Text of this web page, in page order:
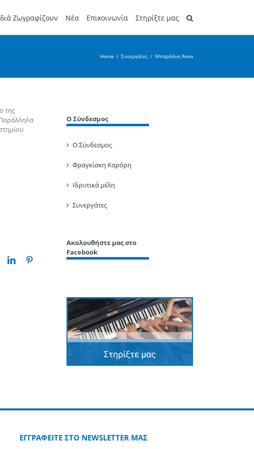
Ζωγραφίζουν Νέα Επικοινωνία Στηρίξτε μας
Home / Συνεργάτες / Μπαρδάνη Άννα
της
Linkedin
Ο Σύνδεσμος
Ο Σύνδεσμος
Φραγκίσκη Καρόρη
Ιδρυτικά μέλη
Συνεργάτες
Ακολουθήστε μας στο
Facebook
ΕΓΓΡΑΦΕΙΤΕ ΣΤΟ NEWSLETTER ΜΑΣ